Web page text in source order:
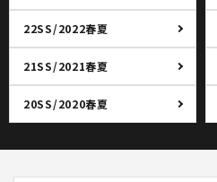
22SS/2022春夏
21SS/2021春夏
20SS/2020春夏